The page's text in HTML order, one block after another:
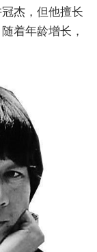
杰，但他擅长
着年龄增长，